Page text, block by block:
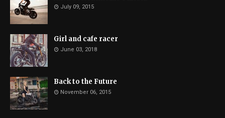
July 09, 2015
Girl and cafe racer
June 03, 2018
Back to the Future
November 06, 2015